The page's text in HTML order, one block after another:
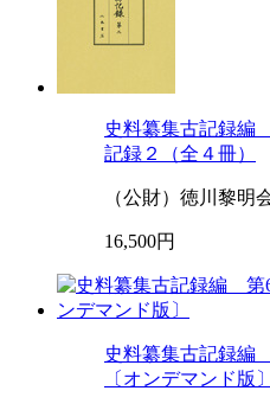
史料纂集古記録
記録２（全４冊）
（公財）徳川黎明
16,500円
史料纂集古記録
〔オンデマンド版〕